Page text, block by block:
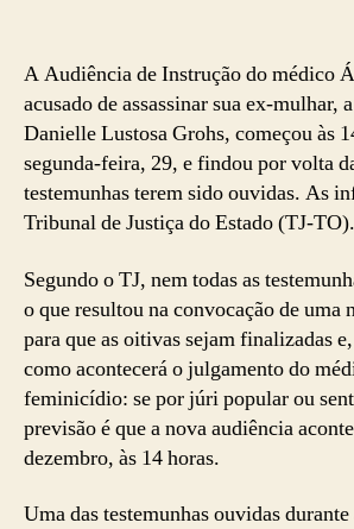
A Audiência de Instrução do médico
acusado de assassinar sua ex-mulhar,
Danielle Lustosa Grohs, começou às
segunda-feira, 29, e findou por volta
testemunhas terem sido ouvidas. As
Tribunal de Justiça do Estado (TJ-TO).
Segundo o TJ, nem todas as
o que resultou na convocação de uma
para que as oitivas sejam finalizadas
como acontecerá o julgamento do
feminicídio: se por júri popular ou
previsão é que a nova audiência
dezembro, às 14 horas.
Uma das testemunhas ouvidas